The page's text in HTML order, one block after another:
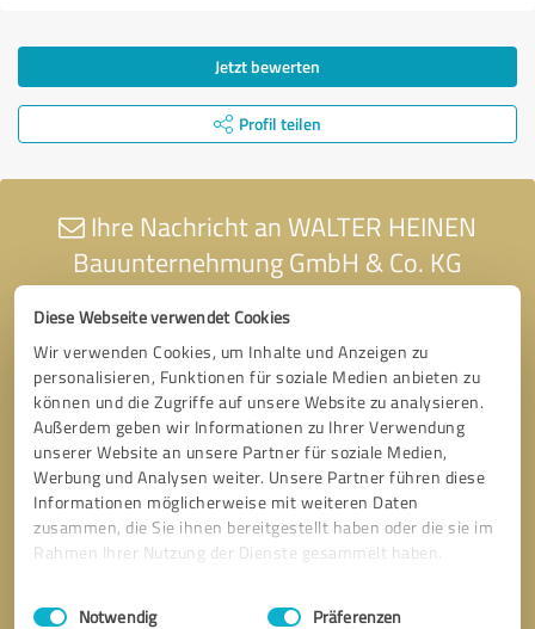
Diese Webseite verwendet Cookies
Wir verwenden Cookies, um Inhalte und Anzeigen zu
personalisieren, Funktionen für soziale Medien anbieten zu
können und die Zugriffe auf unsere Website zu analysieren.
Außerdem geben wir Informationen zu Ihrer Verwendung
unserer Website an unsere Partner für soziale Medien,
Werbung und Analysen weiter. Unsere Partner führen diese
Informationen möglicherweise mit weiteren Daten
zusammen, die Sie ihnen bereitgestellt haben oder die sie im
Rahmen Ihrer Nutzung der Dienste gesammelt haben.
Impressum Datenschutzbestimmungen
Einwilligungsauswahl
Notwendig Präferenzen
Jetzt bewerten
Profil teilen
Ihre Nachricht an WALTER HEINEN
Bauunternehmung GmbH & Co. KG